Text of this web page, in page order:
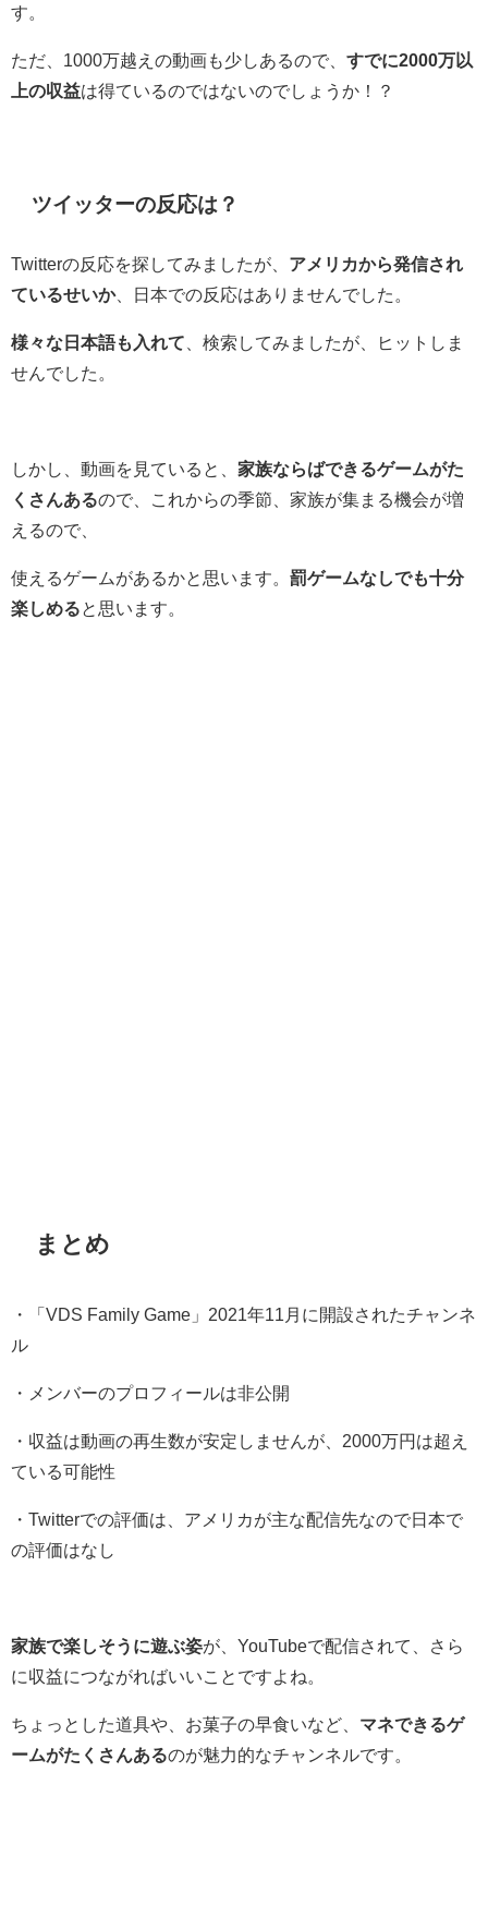
す。
ただ、1000万越えの動画も少しあるので、 すでに2000万以
上の収益は得ているのではないのでしょうか！？
ツイッターの反応は？
Twitterの反応を探してみましたが、 アメリカから発信され
ているせいか、日本での反応はありませんでした。
様々な日本語も入れて 、検索してみましたが、ヒットしま
せんでした。
しかし、動画を見ていると、 家族ならばできるゲームがた
くさんあるので、これからの季節、家族が集まる機会が増
えるので、
使えるゲームがあるかと思います。 罰ゲームなしでも十分
楽しめると思います。
まとめ
・「VDS Family Game」2021年11月に開設されたチャンネ
ル
・メンバーのプロフィールは非公開
・収益は動画の再生数が安定しませんが、2000万円は超え
ている可能性
・Twitterでの評価は、アメリカが主な配信先なので日本で
の評価はなし
家族で楽しそうに遊ぶ姿が、YouTubeで配信されて、さら
に収益につながればいいことですよね。
ちょっとした道具や、お菓子の早食いなど、 マネできるゲ
ームがたくさんあるのが魅力的なチャンネルです。